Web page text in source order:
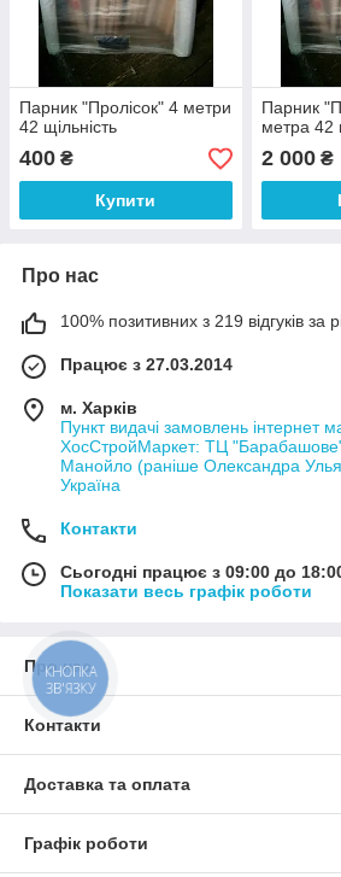
Парник "Пролісок" 4 метри
42 щільність
400 ₴
Купити
Парник
метра 42
2 000₴
Про нас
100% позитивних з 219 відгуків за
Працює з 27.03.2014
м. Харків
Пункт видачі замовлень інтернет
ХосСтройМаркет: ТЦ
Манойло (раніше Олександра
Україна
Контакти
Сьогодні працює з 09:00 до
Показати весь графік роботи
Про нас
Контакти
Доставка та оплата
Графік роботи
КНОПКА
ЗВ'ЯЗКУ